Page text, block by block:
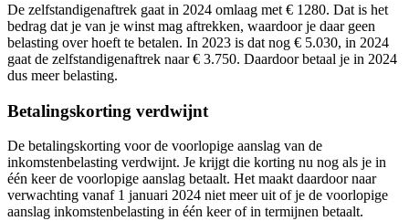
De zelfstandigenaftrek gaat in 2024 omlaag met € 1280. Dat is het
bedrag dat je van je winst mag aftrekken, waardoor je daar geen
belasting over hoeft te betalen. In 2023 is dat nog € 5.030, in 2024
gaat de zelfstandigenaftrek naar € 3.750. Daardoor betaal je in 2024
dus meer belasting.
Betalingskorting verdwijnt
De betalingskorting voor de voorlopige aanslag van de
inkomstenbelasting verdwijnt. Je krijgt die korting nu nog als je in
één keer de voorlopige aanslag betaalt. Het maakt daardoor naar
verwachting vanaf 1 januari 2024 niet meer uit of je de voorlopige
aanslag inkomstenbelasting in één keer of in termijnen betaalt.